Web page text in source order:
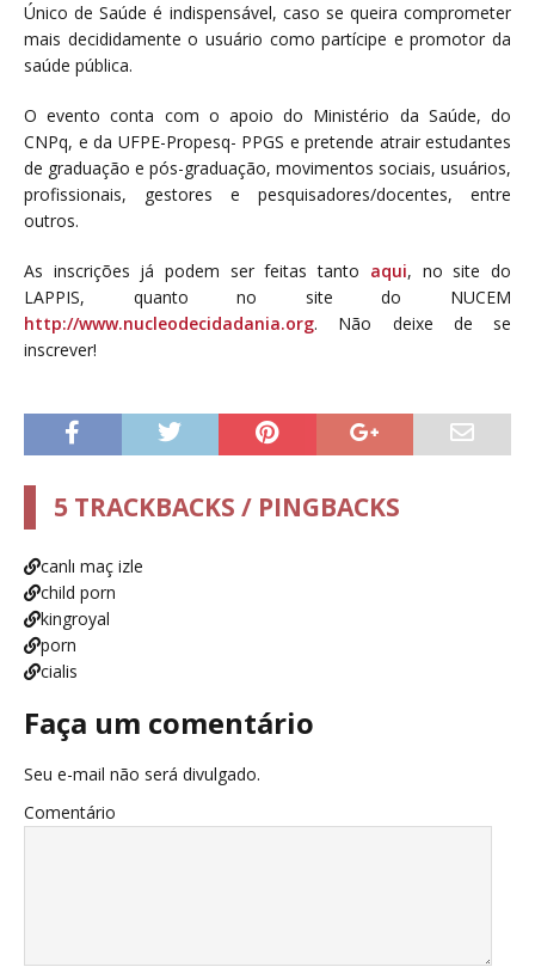
Único de Saúde é indispensável, caso se queira comprometer
mais decididamente o usuário como partícipe e promotor da
saúde pública.
O evento conta com o apoio do Ministério da Saúde, do
CNPq, e da UFPE-Propesq- PPGS e pretende atrair estudantes
de graduação e pós-graduação, movimentos sociais, usuários,
profissionais, gestores e pesquisadores/docentes, entre
outros.
As inscrições já podem ser feitas tanto aqui, no site do
LAPPIS, quanto no site do NUCEM
http://www.nucleodecidadania.org. Não deixe de se
inscrever!
5 TRACKBACKS / PINGBACKS
canlı maç izle
child porn
kingroyal
porn
cialis
Faça um comentário
Seu e-mail não será divulgado.
Comentário